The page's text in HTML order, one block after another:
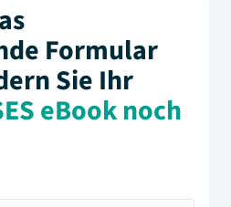
Formular
Sie Ihr
eBook noch